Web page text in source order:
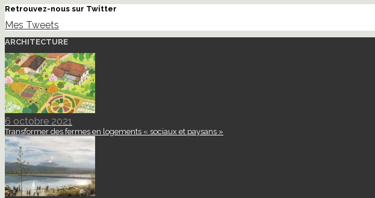
Retrouvez-nous sur Twitter
Mes Tweets
ARCHITECTURE
6 octobre 2021
Transformer des fermes en logements « sociaux et paysans »